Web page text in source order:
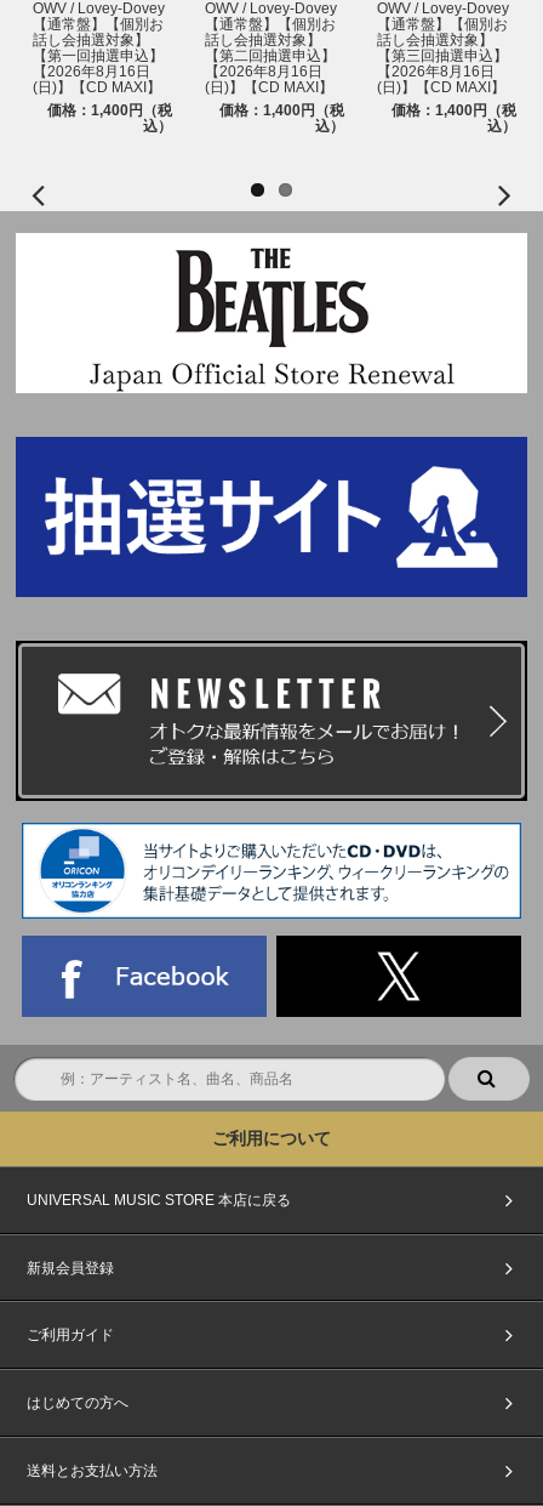
OWV / Lovey-Dovey
【通常盤】【個別お
話し会抽選対象】
【第一回抽選申込】
【2026年8月16日
(日)】【CD MAXI】
価格：1,400円（税
込）
OWV / Lovey-Dovey
【通常盤】【個別お
話し会抽選対象】
【第二回抽選申込】
【2026年8月16日
(日)】【CD MAXI】
価格：1,400円（税
込）
OWV / Lovey-Dovey
【通常盤】【個別お
話し会抽選対象】
【第三回抽選申込】
【2026年8月16日
(日)】【CD MAXI】
価格：1,400円（税
込）
ご利用について
UNIVERSAL MUSIC STORE 本店に戻る
新規会員登録
ご利用ガイド
はじめての方へ
送料とお支払い方法